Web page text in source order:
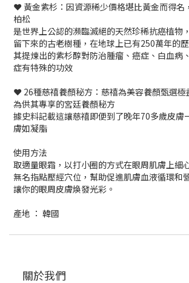
❤️ 黃金紫杉：因資源稀少價格堪比黃金而得名
柏松
是世界上公認的瀕臨滅絕的天然珍稀抗癌植物
留下來的古老樹種，在地球上已有250萬年的
其提煉出的紫杉醇對防治腫瘤、癌症、白血病
症有特殊的功效
❤️ 26種慈禧養顏秘方：慈禧為美容養顏甄選極
為供其專享的宮廷養顏秘方
據史料記載這讓慈禧即便到了晚年70多歲皮膚
膚如凝脂
使用方法
取適量眼霜，以打小圈的方式在眼周肌膚上細
無名指點壓經穴位，幫助促進肌膚血液循環和
讓你的眼周皮膚煥發光彩。
產地 ： 韓國
關於我們